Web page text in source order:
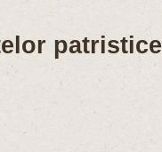
patristice